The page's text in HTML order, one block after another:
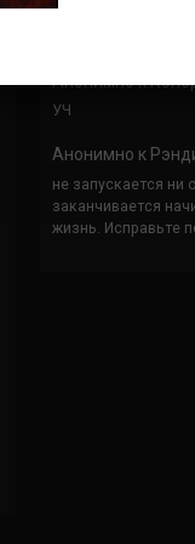
Кусок говна ты,
Анонимнок
УЧ
Анонимно к
не запускается ни
заканчивается
жизнь. Исправьте